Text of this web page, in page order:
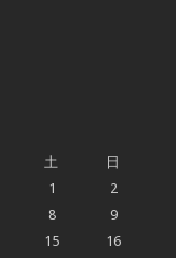
土
日
1
2
8
9
15
16